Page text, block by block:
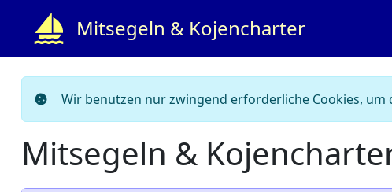
Mitsegeln & Kojencharter
Wir benutzen nur zwingend erforderliche Cookies,
Mitsegeln &